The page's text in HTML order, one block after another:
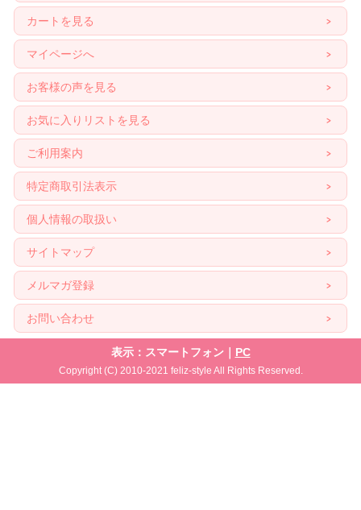
カートを見る
マイページへ
お客様の声を見る
お気に入りリストを見る
ご利用案内
特定商取引法表示
個人情報の取扱い
サイトマップ
メルマガ登録
お問い合わせ
表示：スマートフォン｜ PC
Copyright (C) 2010-2021 feliz-style All Rights Reserved.